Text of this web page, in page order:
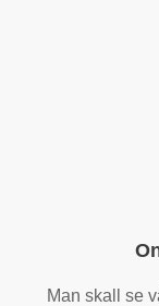
Man skall se